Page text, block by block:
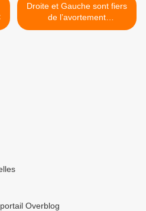
Droite et Gauche sont fiers
de l’avortement
constitutionnel >
Overblog